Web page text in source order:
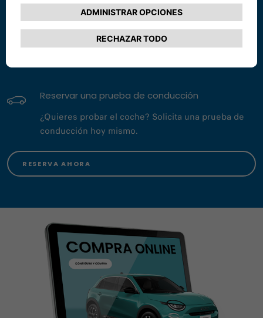
Para consultas y comentarios, envíanos un correo
electrónico.
Reservar una prueba de conducción
¿Quieres probar el coche? Solicita una prueba de
conducción hoy mismo.
RESERVA AHORA